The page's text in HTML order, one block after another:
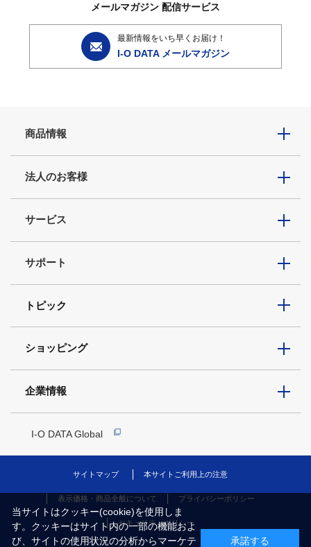
メールマガジン 配信サービス
最新情報をいち早くお届け！
I-O DATA メールマガジン
商品情報
法人のお客様
サービス
サポート
トピック
ショッピング
企業情報
I-O DATA Global
サイトマップ 本サイトご利用上の注意
表示価格・商品全般について プライバシーポリシー
セキュリティポリシー
当サイトはクッキー(cookie)を使用しま
す。クッキーはサイト内の一部の機能およ
び、サイトの使用状況の分析からマーケテ
承諾する